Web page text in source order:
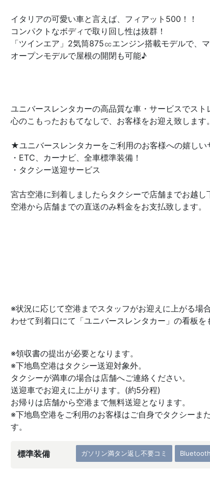
イタリアの可愛い車と言えば、フィアット500！！
コンパクトなボディで取り回し性は抜群！
「ツインエア」2気筒875㏄エンジン搭載モデルで
オープンモデルで屋根の開閉も可能♪
ユニバースレンタカーの高品質な車・サービスでス
心のこもったおもてなしで、お客様をお迎え致します
★ユニバースレンタカーをご利用のお客様への嬉しい
・ETC、カーナビ、全車標準装備！
・タクシー送迎サービス
宮古空港に到着しましたらタクシーで店舗までお越し
空港から店舗までの直送のみ料金をお支払致します。
※状況に応じて空港までスタッフがお迎えに上がる場
わせて到着口にて「ユニバースレンタカー」の看板
※領収書の提出が必要となります。
※下地島空港はタクシー送迎対象外。
タクシーが満車の場合は店舗へご連絡ください。
送迎車でお迎えに上がります。(約5分程)
お帰りは店舗から空港まで無料送迎となります。
※下地島空港をご利用のお客様はご自身でタクシーま
す。
標準装備 ガソリン満タン返し不要コミ